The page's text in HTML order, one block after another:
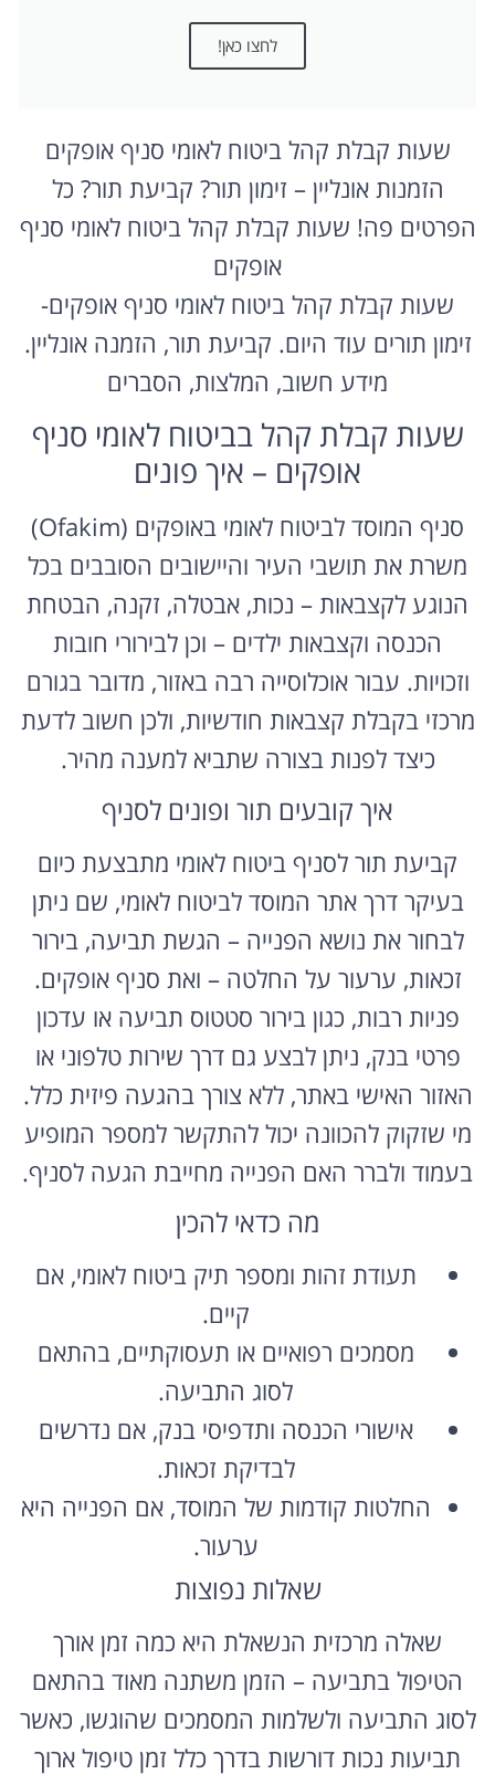
לחצו כאן!
הזמנות אונליין – זימון תור? קביעת תור? כל
הפרטים פה! שעות קבלת קהל ביטוח לאומי סניף
אופקים
שעות קבלת קהל ביטוח לאומי סניף אופקים-
זימון תורים עוד היום. קביעת תור, הזמנה אונליין.
מידע חשוב, המלצות, הסברים
שעות קבלת קהל בביטוח לאומי סניף
אופקים – איך פונים
משרת את תושבי העיר והיישובים הסובבים בכל
הנוגע לקצבאות – נכות, אבטלה, זקנה, הבטחת
הכנסה וקצבאות ילדים – וכן לבירורי חובות
וזכויות. עבור אוכלוסייה רבה באזור, מדובר בגורם
מרכזי בקבלת קצבאות חודשיות, ולכן חשוב לדעת
כיצד לפנות בצורה שתביא למענה מהיר.
איך קובעים תור ופונים לסניף
קביעת תור לסניף ביטוח לאומי מתבצעת כיום
בעיקר דרך אתר המוסד לביטוח לאומי, שם ניתן
לבחור את נושא הפנייה – הגשת תביעה, בירור
זכאות, ערעור על החלטה – ואת סניף אופקים.
פניות רבות, כגון בירור סטטוס תביעה או עדכון
פרטי בנק, ניתן לבצע גם דרך שירות טלפוני או
האזור האישי באתר, ללא צורך בהגעה פיזית כלל.
מי שזקוק להכוונה יכול להתקשר למספר המופיע
בעמוד ולברר האם הפנייה מחייבת הגעה לסניף.
מה כדאי להכין
תעודת זהות ומספר תיק ביטוח לאומי, אם
קיים.
מסמכים רפואיים או תעסוקתיים, בהתאם
לסוג התביעה.
אישורי הכנסה ותדפיסי בנק, אם נדרשים
לבדיקת זכאות.
החלטות קודמות של המוסד, אם הפנייה היא
ערעור.
שאלות נפוצות
הטיפול בתביעה – הזמן משתנה מאוד בהתאם
לסוג התביעה ולשלמות המסמכים שהוגשו, כאשר
תביעות נכות דורשות בדרך כלל זמן טיפול ארוך
יותר בשל הצורך בוועדות רפואיות. שאלה נוספת